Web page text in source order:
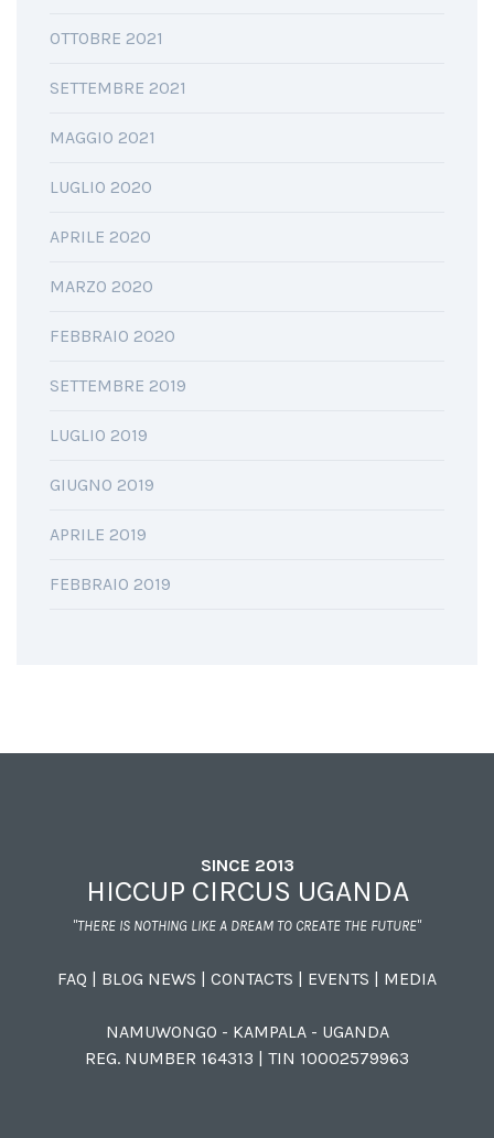
OTTOBRE 2021
SETTEMBRE 2021
MAGGIO 2021
LUGLIO 2020
APRILE 2020
MARZO 2020
FEBBRAIO 2020
SETTEMBRE 2019
LUGLIO 2019
GIUGNO 2019
APRILE 2019
FEBBRAIO 2019
SINCE 2013
HICCUP CIRCUS UGANDA
"THERE IS NOTHING LIKE A DREAM TO CREATE THE FUTURE"
FAQ | BLOG NEWS | CONTACTS | EVENTS | MEDIA
NAMUWONGO - KAMPALA - UGANDA
REG. NUMBER 164313 | TIN 10002579963